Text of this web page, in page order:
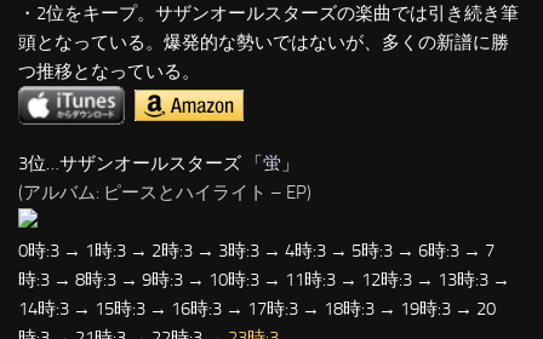
・2位をキープ。サザンオールスターズの楽曲では引き続き筆
頭となっている。爆発的な勢いではないが、多くの新譜に勝
つ推移となっている。
3位…サザンオールスターズ 「蛍 」
(アルバム: ピースとハイライト – EP)
0時:3 → 1時:3 → 2時:3 → 3時:3 → 4時:3 → 5時:3 → 6時:3 → 7
時:3 → 8時:3 → 9時:3 → 10時:3 → 11時:3 → 12時:3 → 13時:3 →
14時:3 → 15時:3 → 16時:3 → 17時:3 → 18時:3 → 19時:3 → 20